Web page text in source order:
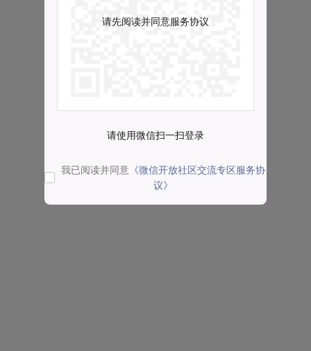
请先阅读并同意服务协议
请使用微信扫一扫登录
我已阅读并同意 《微信开放社区交流专区服务协
议》